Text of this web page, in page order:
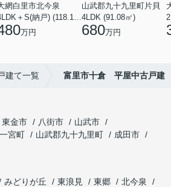
網白里市北今泉
万円
山武郡九十九里町片貝
4LDK (91.08㎡)
680万円
建て一覧 富里市十倉 平屋中古戸建
東金市 八街市
山武市
宮町 山武郡九十九里町
成田市
みどりが丘 東浪見 東郷
北今泉